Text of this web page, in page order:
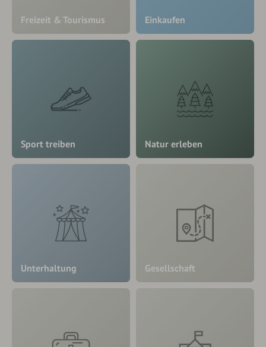
Freizeit & Tourismus Einkaufen
Sport treiben Natur erleben
Unterhaltung Gesellschaft